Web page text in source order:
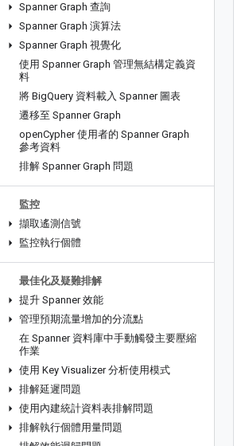
Spanner Graph 查詢
Spanner Graph 演算法
Spanner Graph 視覺化
使用 Spanner Graph 管理無結構定義資
料
將 BigQuery 資料載入 Spanner 圖表
遷移至 Spanner Graph
openCypher 使用者的 Spanner Graph
參考資料
排解 Spanner Graph 問題
監控
擷取遙測信號
監控執行個體
最佳化及疑難排解
提升 Spanner 效能
管理預期流量增加的分流點
在 Spanner 資料庫中手動觸發主要壓縮
作業
使用 Key Visualizer 分析使用模式
排解延遲問題
使用內建統計資料表排解問題
排解執行個體用量問題